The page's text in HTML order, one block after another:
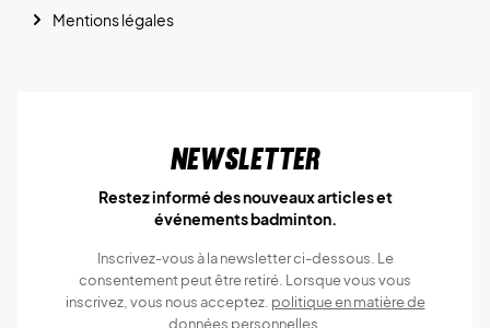
Mentions légales
Newsletter
Restez informé des nouveaux articles et
événements badminton.
Inscrivez-vous à la newsletter ci-dessous. Le
consentement peut être retiré. Lorsque vous vous
inscrivez, vous nous acceptez. politique en matière de
données personnelles.